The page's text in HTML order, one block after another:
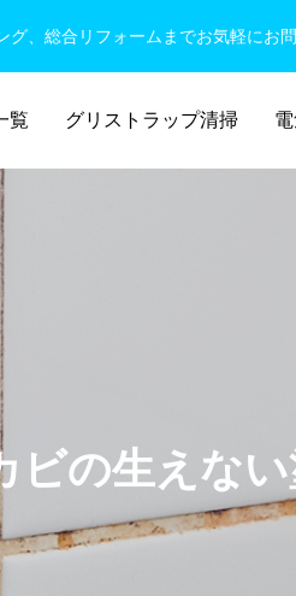
、総合リフォームまでお気軽にお
覧 グリストラップ清掃
ビの生えな